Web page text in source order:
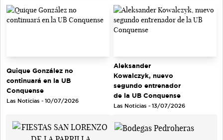
Quique González no
continuará en la UB
Conquense
Las Noticias - 10/07/2026
Aleksander
Kowalczyk, nuevo
segundo entrenador
de la UB Conquense
Las Noticias - 13/07/2026